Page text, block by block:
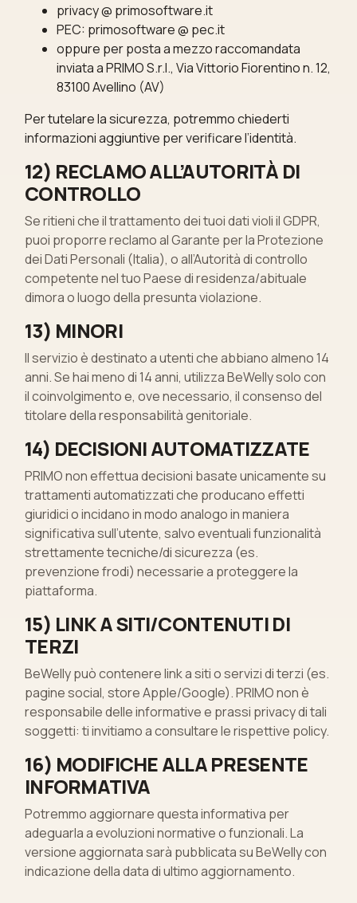
privacy @ primosoftware.it
PEC: primosoftware @ pec.it
oppure per posta a mezzo raccomandata
inviata a PRIMO S.r.l., Via Vittorio Fiorentino n. 12,
83100 Avellino (AV)
Per tutelare la sicurezza, potremmo chiederti
informazioni aggiuntive per verificare l’identità.
12) RECLAMO ALL’AUTORITÀ DI
CONTROLLO
Se ritieni che il trattamento dei tuoi dati violi il GDPR,
puoi proporre reclamo al Garante per la Protezione
dei Dati Personali (Italia), o all’Autorità di controllo
competente nel tuo Paese di residenza/abituale
dimora o luogo della presunta violazione.
13) MINORI
Il servizio è destinato a utenti che abbiano almeno 14
anni. Se hai meno di 14 anni, utilizza BeWelly solo con
il coinvolgimento e, ove necessario, il consenso del
titolare della responsabilità genitoriale.
14) DECISIONI AUTOMATIZZATE
PRIMO non effettua decisioni basate unicamente su
trattamenti automatizzati che producano effetti
giuridici o incidano in modo analogo in maniera
significativa sull’utente, salvo eventuali funzionalità
strettamente tecniche/di sicurezza (es.
prevenzione frodi) necessarie a proteggere la
piattaforma.
15) LINK A SITI/CONTENUTI DI
TERZI
BeWelly può contenere link a siti o servizi di terzi (es.
pagine social, store Apple/Google). PRIMO non è
responsabile delle informative e prassi privacy di tali
soggetti: ti invitiamo a consultare le rispettive policy.
16) MODIFICHE ALLA PRESENTE
INFORMATIVA
Potremmo aggiornare questa informativa per
adeguarla a evoluzioni normative o funzionali. La
versione aggiornata sarà pubblicata su BeWelly con
indicazione della data di ultimo aggiornamento.